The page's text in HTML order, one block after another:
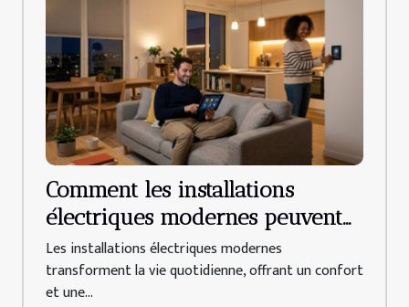
Comment les installations
électriques modernes peuvent
améliorer votre quotidien ?
Les installations électriques modernes
transforment la vie quotidienne, offrant un confort
et une...